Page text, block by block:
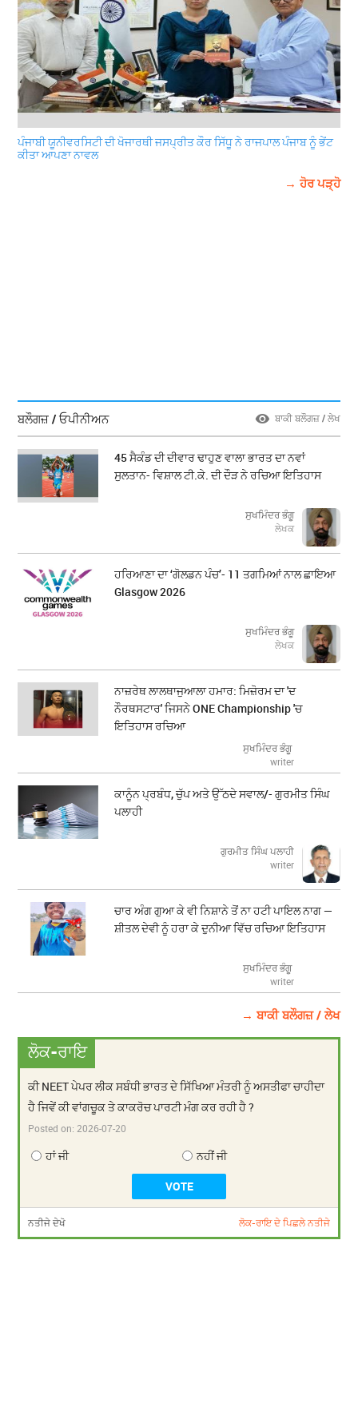
ਪੰਜਾਬੀ ਯੂਨੀਵਰਸਿਟੀ ਦੀ ਖੋਜਾਰਥੀ ਜਸਪ੍ਰੀਤ ਕੌਰ ਸਿੱਧੂ ਨੇ ਰਾਜਪਾਲ ਪੰਜਾਬ ਨੂੰ ਭੇਂਟ
ਕੀਤਾ ਆਪਣਾ ਨਾਵਲ
→ ਹੋਰ ਪੜ੍ਹੋ
ਬਲੌਗਜ਼ / ਓਪੀਨੀਅਨ ਬਾਕੀ ਬਲੌਗਜ਼ / ਲੇਖ
45 ਸੈਕੰਡ ਦੀ ਦੀਵਾਰ ਢਾਹੁਣ ਵਾਲਾ ਭਾਰਤ ਦਾ ਨਵਾਂ
ਸੁਲਤਾਨ- ਵਿਸ਼ਾਲ ਟੀ.ਕੇ. ਦੀ ਦੌੜ ਨੇ ਰਚਿਆ ਇਤਿਹਾਸ
ਸੁਖਮਿੰਦਰ ਭੰਗੂ
ਲੇਖਕ
ਹਰਿਆਣਾ ਦਾ ‘ਗੋਲਡਨ ਪੰਚ’- 11 ਤਗਮਿਆਂ ਨਾਲ ਛਾਇਆ
Glasgow 2026
ਸੁਖਮਿੰਦਰ ਭੰਗੂ
ਲੇਖਕ
ਨਾਜ਼ਰੇਥ ਲਾਲਥਾਜੁਆਲਾ ਹਮਾਰ: ਮਿਜ਼ੋਰਮ ਦਾ 'ਦ
ਨੌਰਥਸਟਾਰ' ਜਿਸਨੇ ONE Championship 'ਚ
ਇਤਿਹਾਸ ਰਚਿਆ
ਸੁਖਮਿੰਦਰ ਭੰਗੂ
writer
ਕਾਨੂੰਨ ਪ੍ਰਬੰਧ, ਚੁੱਪ ਅਤੇ ਉੱਠਦੇ ਸਵਾਲ/- ਗੁਰਮੀਤ ਸਿੰਘ
ਪਲਾਹੀ
ਗੁਰਮੀਤ ਸਿੰਘ ਪਲਾਹੀ
writer
ਚਾਰ ਅੰਗ ਗੁਆ ਕੇ ਵੀ ਨਿਸ਼ਾਨੇ ਤੋਂ ਨਾ ਹਟੀ ਪਾਇਲ ਨਾਗ —
ਸ਼ੀਤਲ ਦੇਵੀ ਨੂੰ ਹਰਾ ਕੇ ਦੁਨੀਆ ਵਿੱਚ ਰਚਿਆ ਇਤਿਹਾਸ
ਸੁਖਮਿੰਦਰ ਭੰਗੂ
writer
→ ਬਾਕੀ ਬਲੌਗਜ਼ / ਲੇਖ
ਲੋਕ-ਰਾਇ
ਕੀ NEET ਪੇਪਰ ਲੀਕ ਸਬੰਧੀ ਭਾਰਤ ਦੇ ਸਿੱਖਿਆ ਮੰਤਰੀ ਨੂੰ ਅਸਤੀਫਾ ਚਾਹੀਦਾ
ਹੈ ਜਿਵੇਂ ਕੀ ਵਾਂਗਚੂਕ ਤੇ ਕਾਕਰੋਚ ਪਾਰਟੀ ਮੰਗ ਕਰ ਰਹੀ ਹੈ ?
Posted on:2026-07-20
ਹਾਂ ਜੀ ਨਹੀਂ ਜੀ
ਨਤੀਜੇ ਦੇਖੋ ਲੋਕ-ਰਾਇ ਦੇ ਪਿਛਲੇ ਨਤੀਜੇ